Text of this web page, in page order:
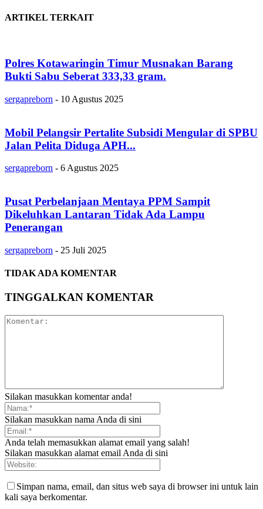
ARTIKEL TERKAIT
Polres Kotawaringin Timur Musnakan Barang
Bukti Sabu Seberat 333,33 gram.
sergapreborn - 10 Agustus 2025
Mobil Pelangsir Pertalite Subsidi Mengular di SPBU
Jalan Pelita Diduga APH...
sergapreborn - 6 Agustus 2025
Pusat Perbelanjaan Mentaya PPM Sampit
Dikeluhkan Lantaran Tidak Ada Lampu
Penerangan
sergapreborn - 25 Juli 2025
TIDAK ADA KOMENTAR
TINGGALKAN KOMENTAR
Silakan masukkan komentar anda!
Silakan masukkan nama Anda di sini
Anda telah memasukkan alamat email yang salah!
Silakan masukkan alamat email Anda di sini
Simpan nama, email, dan situs web saya di browser ini untuk lain
kali saya berkomentar.